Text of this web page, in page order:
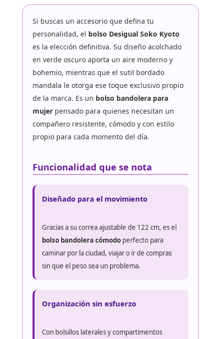
Si buscas un accesorio que defina tu
personalidad, el bolso Desigual Soko Kyoto
es la elección definitiva. Su diseño acolchado
en verde oscuro aporta un aire moderno y
bohemio, mientras que el sutil bordado
mandala le otorga ese toque exclusivo propio
de la marca. Es un bolso bandolera para
mujerpensado para quienes necesitan un
compañero resistente, cómodo y con estilo
propio para cada momento del día.
Funcionalidad que se nota
Diseñado para el movimiento
Gracias a su correa ajustable de 122 cm, es el
bolso bandolera cómodoperfecto para
caminar por la ciudad, viajar o ir de compras
sin que el peso sea un problema.
Organización sin esfuerzo
Con bolsillos laterales y compartimentos